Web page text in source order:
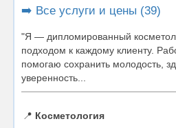
➡️ Все услуги и цены (39)
"Я — дипломированный
подходом к каждому клиенту.
помогаю сохранить молодость,
уверенность...
📍 Косметология